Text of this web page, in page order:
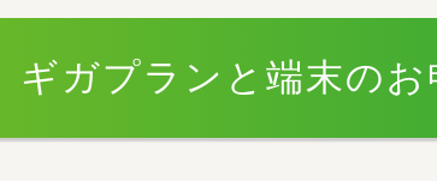
ギガプランと端末の